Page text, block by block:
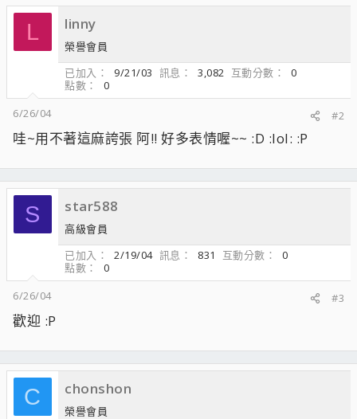
L linny
榮譽會員
已加入
9/21/03 訊息 3,082 互動分數
0
點數
0
6/26/04
#2
哇~用不著這麻誇張 阿!! 好多表情喔~~ :D :lol: :P
S star588
高級會員
已加入
2/19/04 訊息 831 互動分數
0
點數
0
6/26/04
#3
歡迎 :P
C chonshon
榮譽會員